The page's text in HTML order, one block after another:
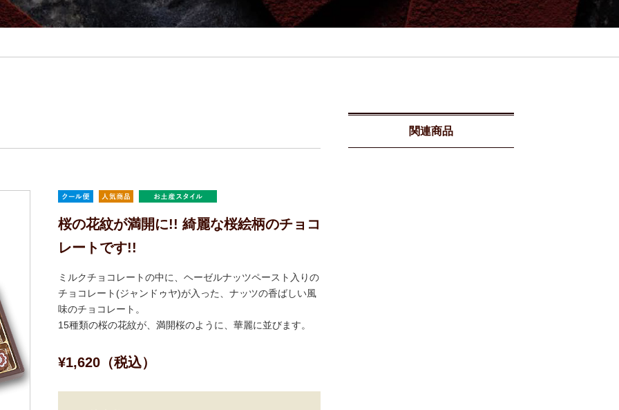
桜の花紋が満開に!! 綺麗な桜絵柄のチョコ
レートです!!
ミルクチョコレートの中に、ヘーゼルナッツペースト入りの
チョコレート(ジャンドゥヤ)が入った、ナッツの香ばしい風
味のチョコレート。
15種類の桜の花紋が、満開桜のように、華麗に並びます。
¥1,620（税込）
関連商品